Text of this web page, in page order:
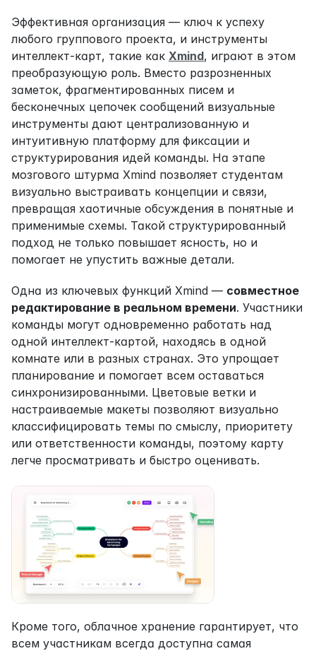
Эффективная организация — ключ к успеху
любого группового проекта, и инструменты
интеллект-карт, такие как Xmind, играют в этом
преобразующую роль. Вместо разрозненных
заметок, фрагментированных писем и
бесконечных цепочек сообщений визуальные
инструменты дают централизованную и
интуитивную платформу для фиксации и
структурирования идей команды. На этапе
мозгового штурма Xmind позволяет студентам
визуально выстраивать концепции и связи,
превращая хаотичные обсуждения в понятные и
применимые схемы. Такой структурированный
подход не только повышает ясность, но и
помогает не упустить важные детали.
Одна из ключевых функций Xmind — совместное
редактирование в реальном времени. Участники
команды могут одновременно работать над
одной интеллект-картой, находясь в одной
комнате или в разных странах. Это упрощает
планирование и помогает всем оставаться
синхронизированными. Цветовые ветки и
настраиваемые макеты позволяют визуально
классифицировать темы по смыслу, приоритету
или ответственности команды, поэтому карту
легче просматривать и быстро оценивать.
Кроме того, облачное хранение гарантирует, что
всем участникам всегда доступна самая